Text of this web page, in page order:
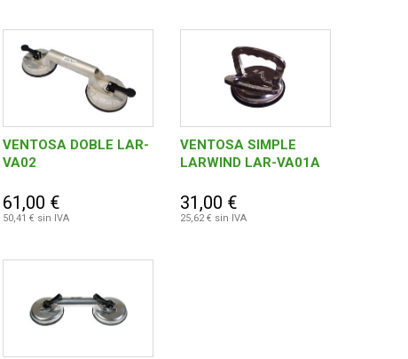
VENTOSA DOBLE LAR-
VA02
61,00 €
50,41 € sin IVA
VENTOSA SIMPLE
LARWIND LAR-VA01A
31,00 €
25,62 € sin IVA